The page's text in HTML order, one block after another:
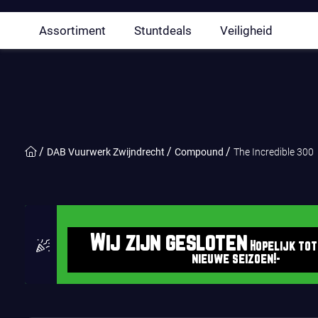
Assortiment Stuntdeals Veiligheid
DAB Vuurwerk Zwijndrecht Compound The Incredible 300
Wij zijn gesloten Hopelijk tot
nieuwe seizoen!-